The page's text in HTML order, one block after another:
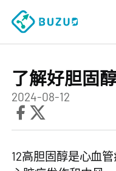
了解好胆固
2024-08-12
12高胆固醇是心血